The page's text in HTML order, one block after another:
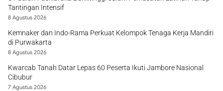
Tantingan Intensif
8 Agustus 2026
Kemnaker dan Indo-Rama Perkuat Kelompok Tenaga Kerja Mandiri
di Purwakarta
8 Agustus 2026
Kwarcab Tanah Datar Lepas 60 Peserta Ikuti Jambore Nasional
Cibubur
7 Agustus 2026